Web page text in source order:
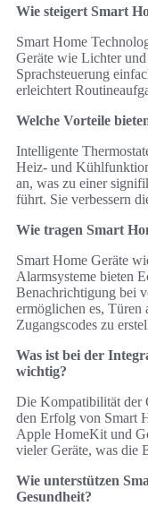
Wie steigert Smart
Smart Home
Geräte wie Lichter
Sprachsteuerung
erleichtert
Welche Vorteile
Intelligente
Heiz- und
an, was zu einer
führt. Sie verbessern
Wie tragen Smart
Smart Home Geräte
Alarmsysteme bieten
Benachrichtigung bei
ermöglichen es, Türen
Zugangscodes zu
Was ist bei der
wichtig?
Die Kompatibilität der
den Erfolg von Smart
Apple HomeKit und
vieler Geräte, was die
Wie unterstützen
Gesundheit?